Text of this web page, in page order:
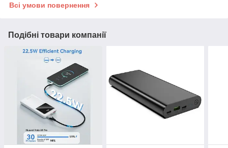
Всі умови повернення
Подібні товари компанії